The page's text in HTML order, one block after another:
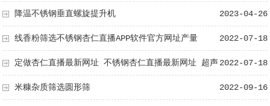
2023-04-26
降温不锈钢垂直螺旋提升机
2022-07-18
线香粉筛选不锈钢杏仁直播APP软件官方网址产量
2022-07-18
定做杏仁直播最新网址 不锈钢杏仁直播最新网址 超声
波杏仁直播最新网址 2022-09-16
米糠杂质筛选圆形筛